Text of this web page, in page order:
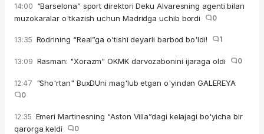
14:00 “Barselona” sport direktori Deku Alvaresning agenti bilan
muzokaralar o'tkazish uchun Madridga uchib bordi
0
13:35 Rodrining “Real”ga o'tishi deyarli barbod bo'ldi! 1
13:09 Rasman: "Xorazm" OKMK darvozabonini ijaraga oldi 0
12:47 "Sho'rtan" BuxDUni mag'lub etgan o'yindan GALEREYA
0
12:35 Emeri Martinesning “Aston Villa”dagi kelajagi bo'yicha bir
qarorga keldi
0